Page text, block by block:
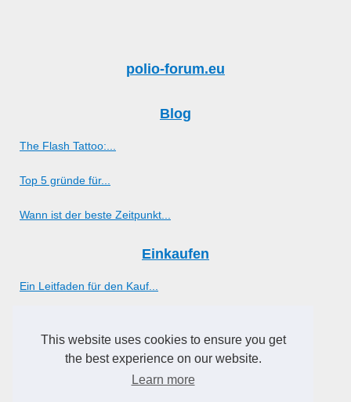
This website uses cookies to ensure you get
the best experience on our website.
Learn more
polio-forum.eu
Blog
The Flash Tattoo:...
Top 5 gründe für...
Wann ist der beste Zeitpunkt...
Einkaufen
Ein Leitfaden für den Kauf...
Wohlbefinden